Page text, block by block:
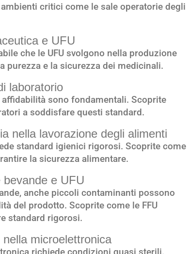
critici come le sale operatorie degli
e UFU
che le UFU svolgono nella produzione
purezza e la sicurezza dei medicinali.
laboratorio
sono fondamentali. Scoprite
a soddisfare questi standard.
nella lavorazione degli alimenti
standard igienici rigorosi. Scoprite come
la sicurezza alimentare.
e UFU
anche piccoli contaminanti possono
del prodotto. Scoprite come le FFU
standard rigorosi.
microelettronica
richiede condizioni quasi sterili.